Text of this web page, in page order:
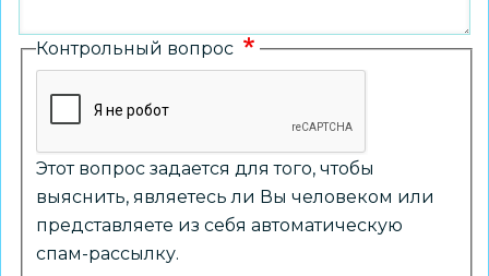
Контрольный вопрос
Этот вопрос задается для того, чтобы
выяснить, являетесь ли Вы человеком или
представляете из себя автоматическую
спам-рассылку.